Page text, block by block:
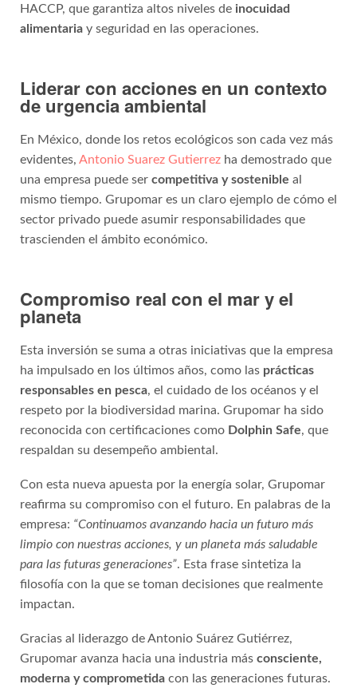
HACCP, que garantiza altos niveles de inocuidad
alimentariay seguridad en las operaciones.
Liderar con acciones en un contexto
de urgencia ambiental
En México, donde los retos ecológicos son cada vez más
evidentes, Antonio Suarez Gutierrez ha demostrado que
una empresa puede ser competitiva y sostenible al
mismo tiempo. Grupomar es un claro ejemplo de cómo el
sector privado puede asumir responsabilidades que
trascienden el ámbito económico.
Compromiso real con el mar y el
planeta
Esta inversión se suma a otras iniciativas que la empresa
ha impulsado en los últimos años, como las prácticas
responsables en pesca, el cuidado de los océanos y el
respeto por la biodiversidad marina. Grupomar ha sido
reconocida con certificaciones como Dolphin Safe , que
respaldan su desempeño ambiental.
Con esta nueva apuesta por la energía solar, Grupomar
reafirma su compromiso con el futuro. En palabras de la
empresa: “Continuamos avanzando hacia un futuro más
limpio con nuestras acciones, y un planeta más saludable
para las futuras generaciones”. Esta frase sintetiza la
filosofía con la que se toman decisiones que realmente
impactan.
Gracias al liderazgo de Antonio Suárez Gutiérrez,
Grupomar avanza hacia una industria más consciente,
moderna y comprometidacon las generaciones futuras.